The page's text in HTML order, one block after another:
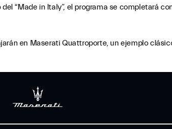
“Made in Italy”, el programa se completará
en Maserati Quattroporte, un ejemplo